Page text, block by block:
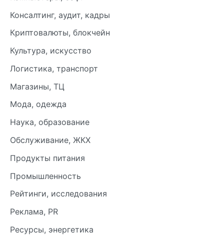
Консалтинг, аудит, кадры
Криптовалюты, блокчейн
Культура, искусство
Логистика, транспорт
Магазины, ТЦ
Мода, одежда
Наука, образование
Обслуживание, ЖКХ
Продукты питания
Промышленность
Рейтинги, исследования
Реклама, PR
Ресурсы, энергетика